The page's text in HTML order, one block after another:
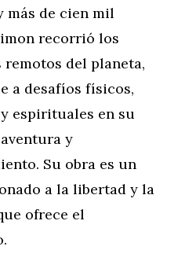
más de cien mil
recorrió los
remotos del planeta,
a desafíos físicos,
espirituales en su
y
Su obra es un
a la libertad y la
ofrece el